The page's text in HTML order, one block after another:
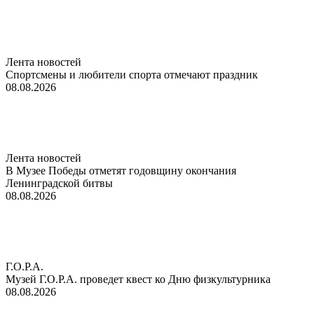
Лента новостей
Спортсмены и любители спорта отмечают праздник
08.08.2026
Лента новостей
В Музее Победы отметят годовщину окончания
Ленинградской битвы
08.08.2026
Г.О.Р.А.
Музей Г.О.Р.А. проведет квест ко Дню физкультурника
08.08.2026